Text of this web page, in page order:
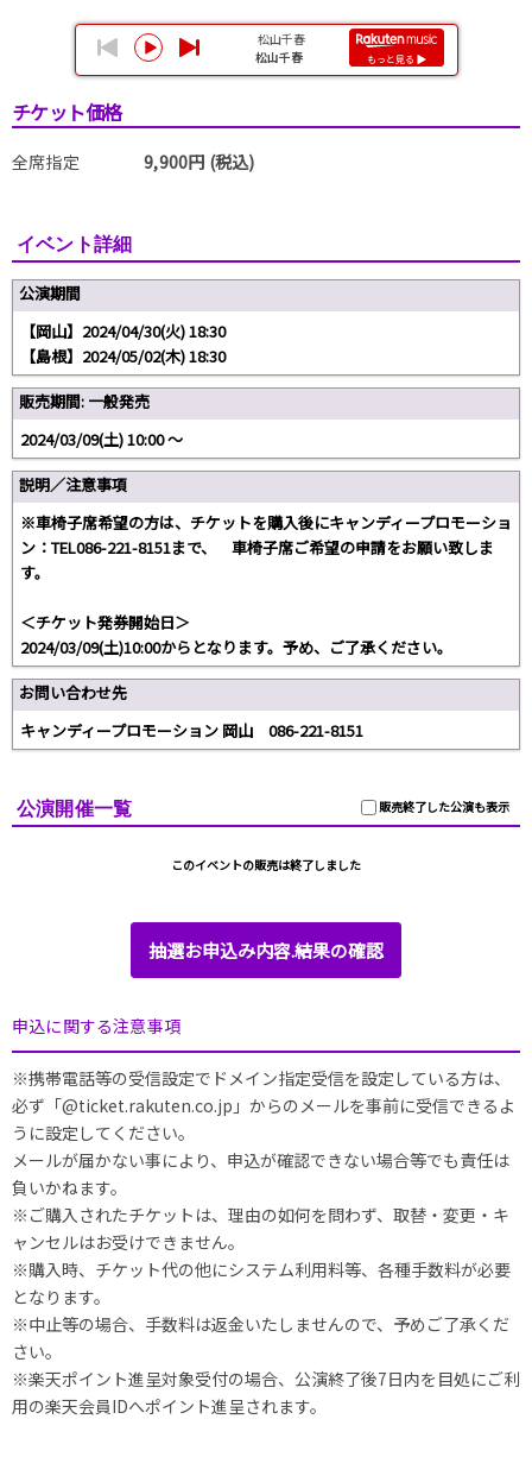
チケット価格
全席指定 9,900円 (税込)
イベント詳細
公演期間
【岡山】2024/04/30(火) 18:30
【島根】2024/05/02(木) 18:30
販売期間: 一般発売
2024/03/09(土) 10:00 〜
説明／注意事項
※車椅子席希望の方は、チケットを購入後にキャンディープロモーショ
ン：TEL086-221-8151まで、 車椅子席ご希望の申請をお願い致しま
す。
＜チケット発券開始日＞
2024/03/09(土)10:00からとなります。予め、ご了承ください。
お問い合わせ先
キャンディープロモーション 岡山 086-221-8151
販売終了した公演も表示
公演開催一覧
このイベントの販売は終了しました
抽選お申込み内容.結果の確認
申込に関する注意事項
※携帯電話等の受信設定でドメイン指定受信を設定している方は、
必ず「@ticket.rakuten.co.jp」からのメールを事前に受信できるよ
うに設定してください。
メールが届かない事により、申込が確認できない場合等でも責任は
負いかねます。
※ご購入されたチケットは、理由の如何を問わず、取替・変更・キ
ャンセルはお受けできません。
※購入時、チケット代の他にシステム利用料等、各種手数料が必要
となります。
※中止等の場合、手数料は返金いたしませんので、予めご了承くだ
さい。
※楽天ポイント進呈対象受付の場合、公演終了後7日内を目処にご利
用の楽天会員IDへポイント進呈されます。